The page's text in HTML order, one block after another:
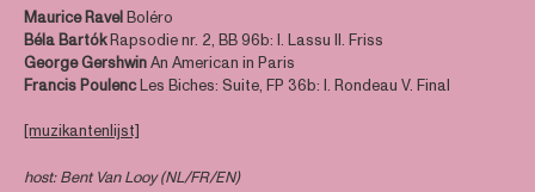
Maurice RavelBoléro
Béla BartókRapsodie nr. 2, BB 96b: I. Lassu II. Friss
George GershwinAn American in Paris
Francis PoulencLes Biches: Suite, FP 36b: I. Rondeau V. Final
[muzikantenlijst]
host: Bent Van Looy (NL/FR/EN)